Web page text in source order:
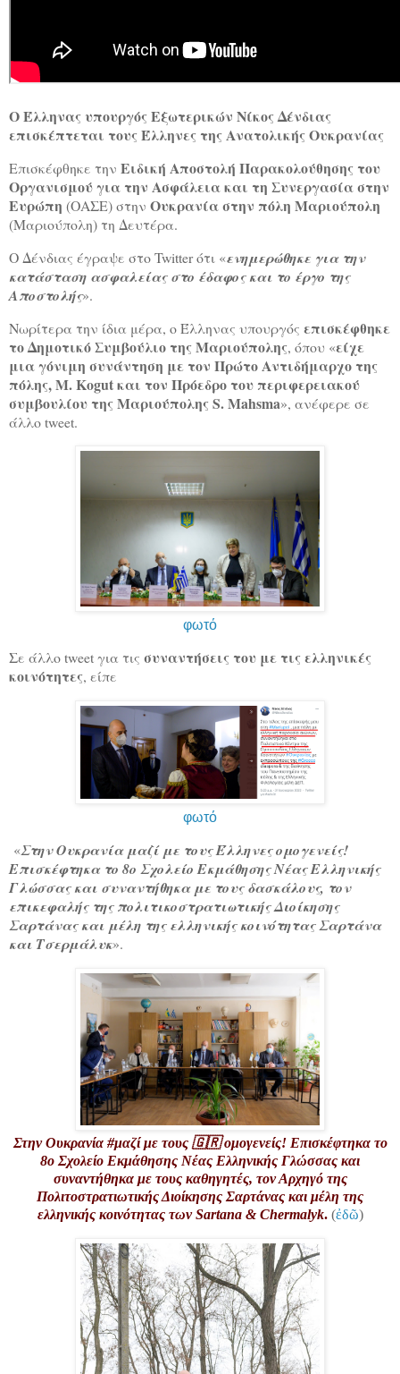
Ο Έλληνας υπουργός Εξωτερικών Νίκος Δένδιας
επισκέπτεται τους Έλληνες της Ανατολικής Ουκρανίας
Επισκέφθηκε την Ειδική Αποστολή Παρακολούθησης του
Οργανισμού για την Ασφάλεια και τη Συνεργασία στην
Ευρώπη (ΟΑΣΕ) στην Ουκρανία στην πόλη Μαριούπολη
(Μαριούπολη) τη Δευτέρα.
Ο Δένδιας έγραψε στο Twitter ότι «ενημερώθηκε για την
κατάσταση ασφαλείας στο έδαφος και το έργο της
Αποστολής».
Νωρίτερα την ίδια μέρα, ο Έλληνας υπουργός επισκέφθηκε
το Δημοτικό Συμβούλιο της Μαριούπολης, όπου «είχε
μια γόνιμη συνάντηση με τον Πρώτο Αντιδήμαρχο της
πόλης, M. Kogut και τον Πρόεδρο του περιφερειακού
συμβουλίου της Μαριούπολης S. Mahsma», ανέφερε σε
άλλο tweet.
φωτό
Σε άλλο tweet για τις συναντήσεις του με τις ελληνικές
κοινότητες, είπε
φωτό
«Στην Ουκρανία μαζί με τους Έλληνες ομογενείς!
Επισκέφτηκα το 8ο Σχολείο Εκμάθησης Νέας Ελληνικής
Γλώσσας και συναντήθηκα με τους δασκάλους, τον
επικεφαλής της πολιτικοστρατιωτικής Διοίκησης
Σαρτάνας και μέλη της ελληνικής κοινότητας Σαρτάνα
και Τσερμάλυκ».
Στην Ουκρανία #μαζί με τους 🇬🇷 ομογενείς! Επισκέφτηκα το
8ο Σχολείο Εκμάθησης Νέας Ελληνικής Γλώσσας και
συναντήθηκα με τους καθηγητές, τον Αρχηγό της
Πολιτοστρατιωτικής Διοίκησης Σαρτάνας και μέλη της
ελληνικής κοινότητας των Sartana & Chermalyk. (ἐδῶ)